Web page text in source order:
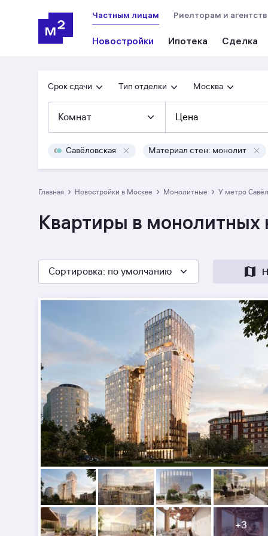
Частным лицам
Новостройки Ипотека Сделка
Риелторам и
Срок сдачи Тип отделки Москва
Комнат Цена
Савёловская Материал стен: монолит
Главная › Новостройки в Москве › монолитные › у метро
Квартиры в монолитных
Сортировка: по умолчанию
+3